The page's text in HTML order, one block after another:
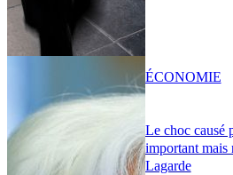
Le choc causé
important mais
Lagarde
ÉCONOMIE